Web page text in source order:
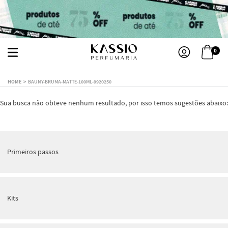
0
BAUNY-BRUMA-MATTE-100ML-9920250
Sua busca não obteve nenhum resultado, por isso temos sugestões abaixo:
Primeiros passos
Kits